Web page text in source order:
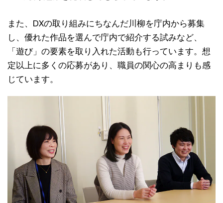
また、DXの取り組みにちなんだ川柳を庁内から募集
し、優れた作品を選んで庁内で紹介する試みなど、
「遊び」の要素を取り入れた活動も行っています。想
定以上に多くの応募があり、職員の関心の高まりも感
じています。